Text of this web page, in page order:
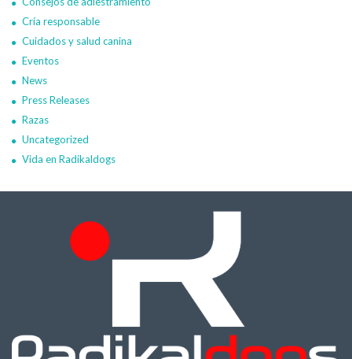
Cría responsable
Cuidados y salud canina
Eventos
News
Press Releases
Razas
Uncategorized
Vida en Radikaldogs